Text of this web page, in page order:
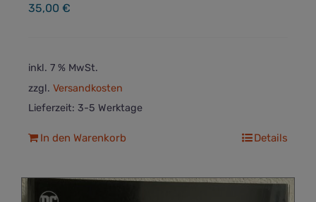
35,00 €
inkl. 7 % MwSt.
zzgl. Versandkosten
Lieferzeit: 3-5 Werktage
In den Warenkorb Details